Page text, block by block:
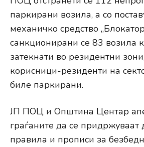
паркирани возила, а со
механичко средство
санкционирани се 83 возила
затекнати во резидентни
корисници-резиденти на
биле паркирани.
ЈП ПОЦ и Општина Центар
граѓаните да се
правила и прописи за